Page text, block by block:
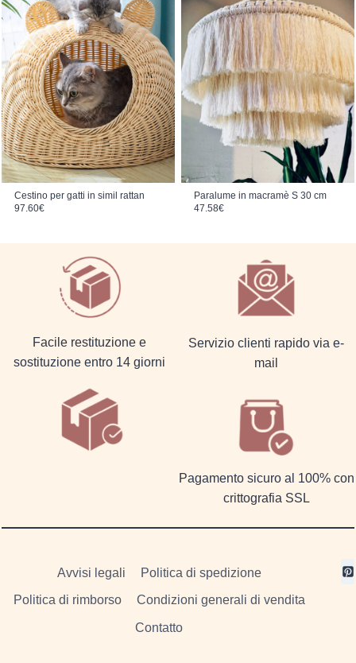
Cestino per gatti in simil rattan
97.60€
Paralume in macramè S 30 cm
47.58€
Facile restituzione e
sostituzione entro 14 giorni
Servizio clienti rapido via e-
mail
Pagamento sicuro al 100% con
crittografia SSL
Avvisi legali Politica di spedizione
Politica di rimborso Condizioni generali di vendita
Contatto